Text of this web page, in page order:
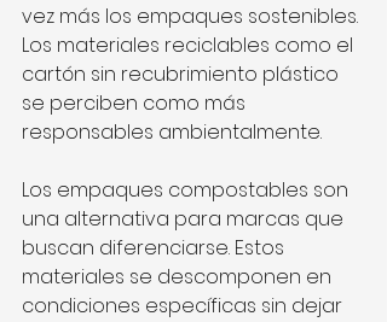
vez más los empaques sostenibles.
Los materiales reciclables como el
cartón sin recubrimiento plástico
se perciben como más
responsables ambientalmente.
Los empaques compostables son
una alternativa para marcas que
buscan diferenciarse. Estos
materiales se descomponen en
condiciones específicas sin dejar